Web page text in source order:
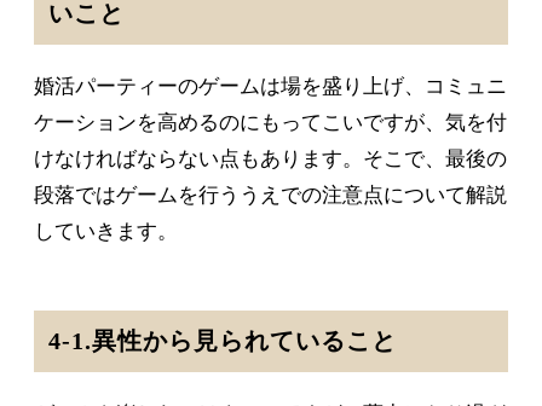
いこと
婚活パーティーのゲームは場を盛り上げ、コミュニ
ケーションを高めるのにもってこいですが、気を付
けなければならない点もあります。そこで、最後の
段落ではゲームを行ううえでの注意点について解説
していきます。
4-1.異性から見られていること